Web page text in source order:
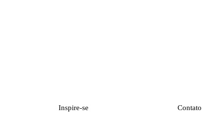
Inspire-se Contato